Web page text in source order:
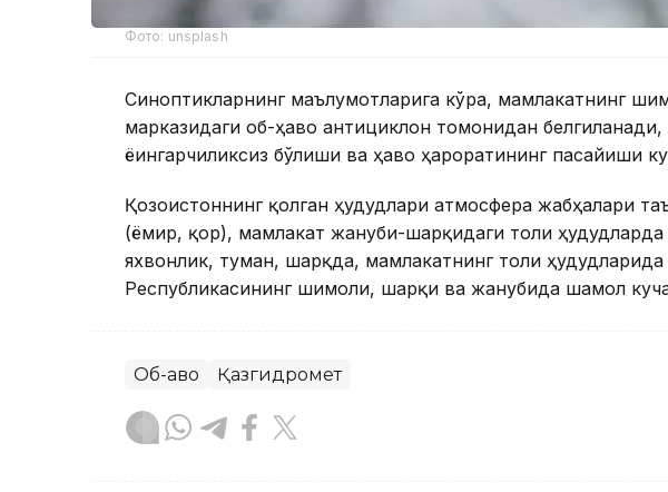
Фото: unsplash
Синоптикларнинг маълумотларига кўра, мамлакатнинг
марказидаги об-ҳаво антициклон томонидан белгиланади,
ёғингарчиликсиз бўлиши ва ҳаво ҳароратининг пасайиши
Қозоғистоннинг қолган ҳудудлари атмосфера жабҳалари
(ёмғир, қор), мамлакат жануби-шарқидаги тоғли ҳудудларда
яхвонлик, туман, шарқда, мамлакатнинг тоғли ҳудудларида
Республикасининг шимоли, шарқи ва жанубида шамол
Об-ҳаво Қазгидромет